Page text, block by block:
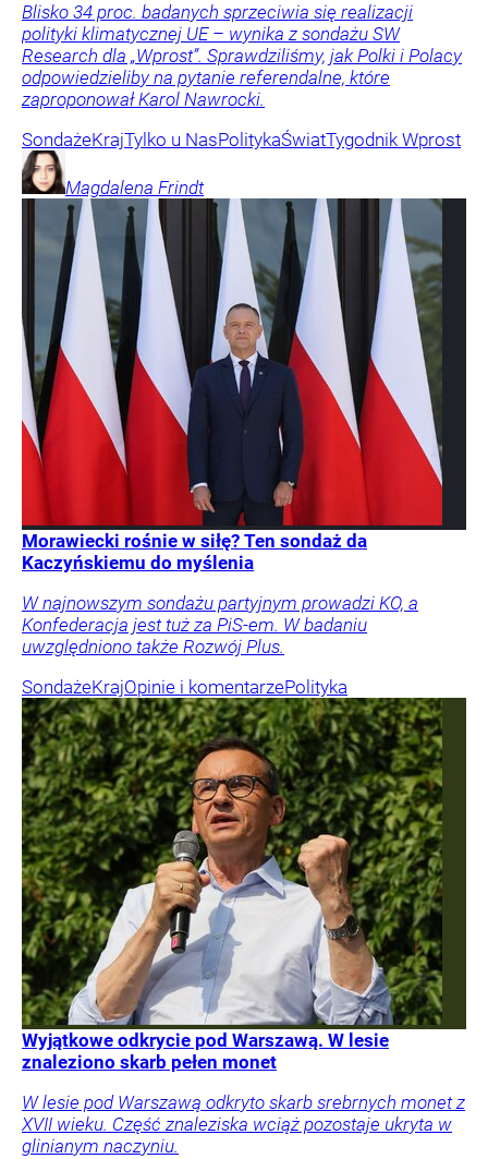
Blisko 34 proc. badanych sprzeciwia się realizacji
polityki klimatycznej UE – wynika z sondażu SW
Research dla „Wprost”. Sprawdziliśmy, jak Polki i Polacy
odpowiedzieliby na pytanie referendalne, które
zaproponował Karol Nawrocki.
SondażeKrajTylko u NasPolitykaŚwiatTygodnik Wprost
Magdalena Frindt
Morawiecki rośnie w siłę? Ten sondaż da
Kaczyńskiemu do myślenia
W najnowszym sondażu partyjnym prowadzi KO, a
Konfederacja jest tuż za PiS-em. W badaniu
uwzględniono także Rozwój Plus.
SondażeKrajOpinie i komentarzePolityka
Wyjątkowe odkrycie pod Warszawą. W lesie
znaleziono skarb pełen monet
W lesie pod Warszawą odkryto skarb srebrnych monet z
XVII wieku. Część znaleziska wciąż pozostaje ukryta w
glinianym naczyniu.